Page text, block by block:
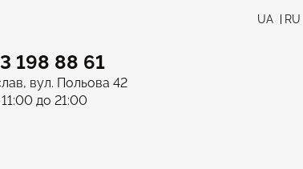
UA RU
198 88 61
вул. Польова 42
11:00 до 21:00